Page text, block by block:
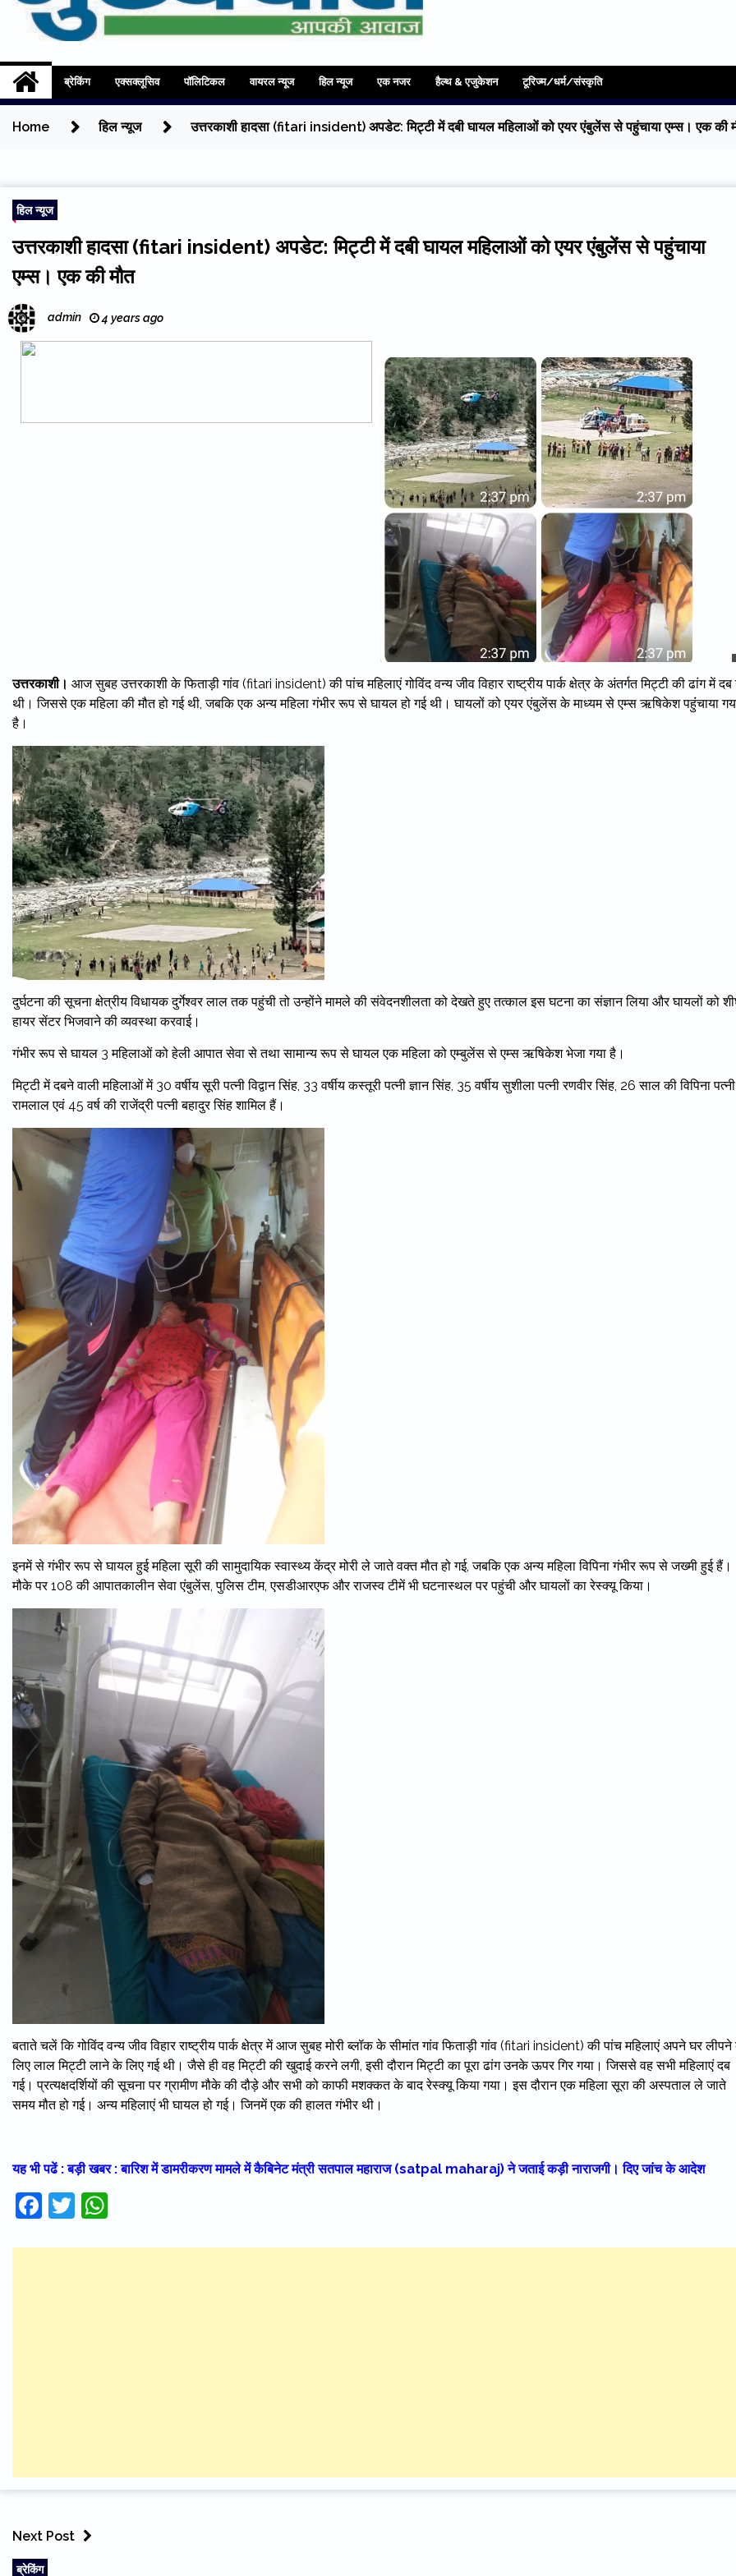
Mukhyadhara
Aapki Aawaz
ब्रेकिंग एक्सक्लूसिव पॉलिटिकल वायरल न्यूज हिल न्यूज एक नजर हैल्थ & एजुकेशन टूरिज्म/धर्म/संस्कृति
Home हिल न्यूज उत्तरकाशी हादसा (fitari insident) अपडेट: मिट्टी में दबी घायल महिलाओं को एयर एंबुलेंस से पहुंचाया एम्स। एक की
हिल न्यूज
उत्तरकाशी हादसा (fitari insident) अपडेट: मिट्टी में दबी घायल महिलाओं को एयर एंबुलेंस से पहुंचाया
एम्स। एक की मौत
admin 4 years ago
उत्तरकाशी। आज सुबह उत्तरकाशी के फिताड़ी गांव (fitari insident) की पांच महिलाएं गोविंद वन्य जीव विहार राष्ट्रीय पार्क क्षेत्र के अंतर्गत मिट्टी की ढांग में दब
थी। जिससे एक महिला की मौत हो गई थी, जबकि एक अन्य महिला गंभीर रूप से घायल हो गई थी। घायलों को एयर एंबुलेंस के माध्यम से एम्स ऋषिकेश पहुंंचाया
है।
दुर्घटना की सूचना क्षेत्रीय विधायक दुर्गेश्वर लाल तक पहुंची तो उन्होंने मामले की संवेदनशीलता को देखते हुए तत्काल इस घटना का संज्ञान लिया और घायलों को
हायर सेंटर भिजवाने की व्यवस्था करवाई।
गंभीर रूप से घायल 3 महिलाओं को हेली आपात सेवा से तथा सामान्य रूप से घायल एक महिला को एम्बुलेंस से एम्स ऋषिकेश भेजा गया है।
मिट्टी में दबने वाली महिलाओं में 30 वर्षीय सूरी पत्नी विद्वान सिंह, 33 वर्षीय कस्तूरी पत्नी ज्ञान सिंह, 35 वर्षीय सुशीला पत्नी रणवीर सिंह, 26 साल की विपिना पत्नी
रामलाल एवं 45 वर्ष की राजेंद्री पत्नी बहादुर सिंह शामिल हैं।
इनमें से गंभीर रूप से घायल हुई महिला सूरी की सामुदायिक स्वास्थ्य केंद्र मोरी ले जाते वक्त मौत हो गई, जबकि एक अन्य महिला विपिना गंभीर रूप से जख्मी हुई हैं।
मौके पर 108 की आपातकालीन सेवा एंबुलेंस, पुलिस टीम, एसडीआरएफ और राजस्व टीमें भी घटनास्थल पर पहुंची और घायलों का रेस्क्यू किया।
बताते चलें कि गोविंद वन्य जीव विहार राष्ट्रीय पार्क क्षेत्र में आज सुबह मोरी ब्लॉक के सीमांत गांव फिताड़ी गांव (fitari insident) की पांच महिलाएं अपने घर
लिए लाल मिट्टी लाने के लिए गई थी। जैसे ही वह मिट्टी की खुदाई करने लगी, इसी दौरान मिट्टी का पूरा ढांग उनके ऊपर गिर गया। जिससे वह सभी महिलाएं दब
गई। प्रत्यक्षदर्शियों की सूचना पर ग्रामीण मौके की दौड़े और सभी को काफी मशक्कत के बाद रेस्क्यू किया गया। इस दौरान एक महिला सूरा की अस्पताल ले जाते
समय मौत हो गई। अन्य महिलाएं भी घायल हो गई। जिनमें एक की हालत गंभीर थी।
यह भी पढें : बड़ी खबर : बारिश में डामरीकरण मामले में कैबिनेट मंत्री सतपाल महाराज (satpal maharaj) ने जताई कड़ी नाराजगी। दिए जांच के आदेश
Facebook
Twitter
Next Post
ब्रेकिंग